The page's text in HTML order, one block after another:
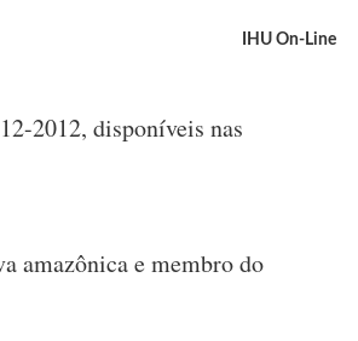
IHU On-Line
2012, disponíveis nas
amazônica e membro do